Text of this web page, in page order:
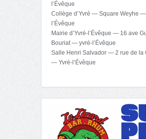
l’Évêque
Collège d’Yvré — Square Weyhe
l’Évêque
Mairie d’Yvré-l’Évêque — 16 ave
Bouriat — yvré-l’Évêque
Salle Henri Salvador — 2 rue de la
— Yvré-l’Évêque